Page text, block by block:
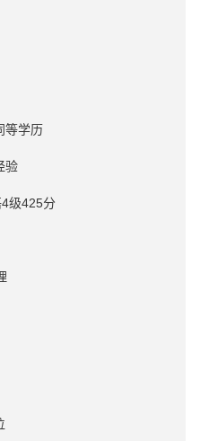
等学历
验
级425分